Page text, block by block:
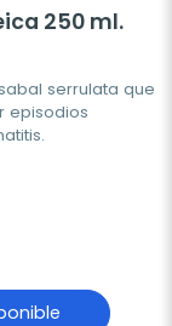
250 ml.
serrulata que
episodios